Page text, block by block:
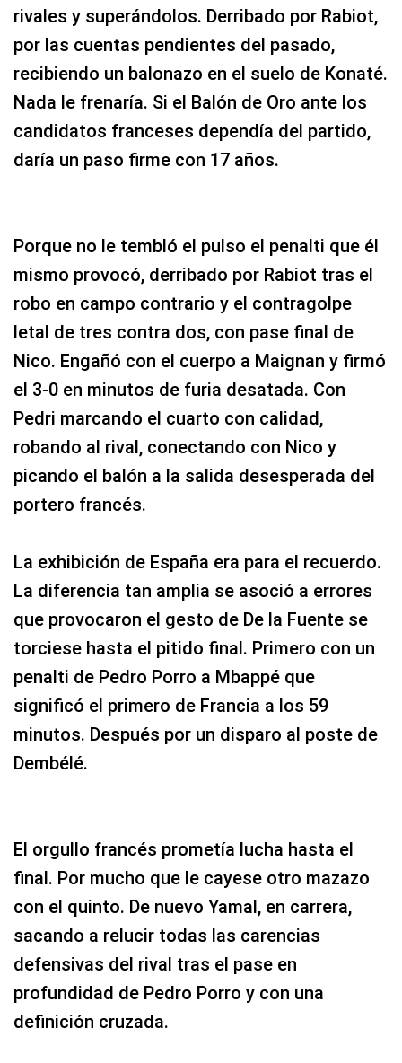
rivales y superándolos. Derribado por Rabiot,
por las cuentas pendientes del pasado,
recibiendo un balonazo en el suelo de Konaté.
Nada le frenaría. Si el Balón de Oro ante los
candidatos franceses dependía del partido,
daría un paso firme con 17 años.
Porque no le tembló el pulso el penalti que él
mismo provocó, derribado por Rabiot tras el
robo en campo contrario y el contragolpe
letal de tres contra dos, con pase final de
Nico. Engañó con el cuerpo a Maignan y firmó
el 3-0 en minutos de furia desatada. Con
Pedri marcando el cuarto con calidad,
robando al rival, conectando con Nico y
picando el balón a la salida desesperada del
portero francés.
La exhibición de España era para el recuerdo.
La diferencia tan amplia se asoció a errores
que provocaron el gesto de De la Fuente se
torciese hasta el pitido final. Primero con un
penalti de Pedro Porro a Mbappé que
significó el primero de Francia a los 59
minutos. Después por un disparo al poste de
Dembélé.
El orgullo francés prometía lucha hasta el
final. Por mucho que le cayese otro mazazo
con el quinto. De nuevo Yamal, en carrera,
sacando a relucir todas las carencias
defensivas del rival tras el pase en
profundidad de Pedro Porro y con una
definición cruzada.